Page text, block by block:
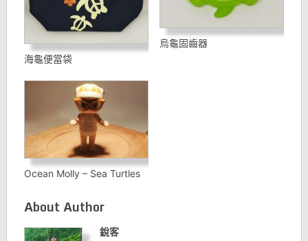
海龜便當袋
烏龜固齒器
Ocean Molly – Sea Turtles
About Author
銳客